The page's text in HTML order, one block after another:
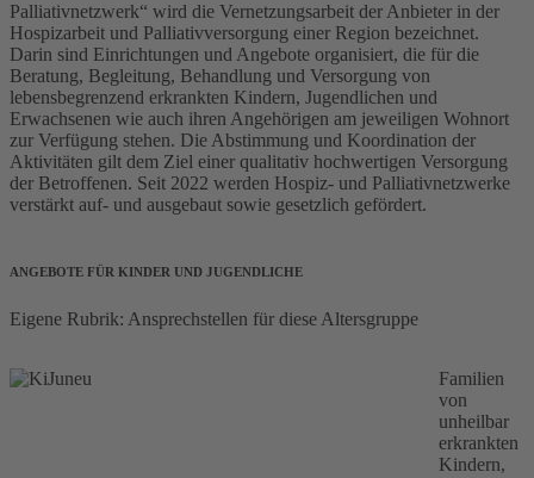
Palliativnetzwerk“ wird die Vernetzungsarbeit der Anbieter in der
Hospizarbeit und Palliativversorgung einer Region bezeichnet.
Darin sind Einrichtungen und Angebote organisiert, die für die
Beratung, Begleitung, Behandlung und Versorgung von
lebensbegrenzend erkrankten Kindern, Jugendlichen und
Erwachsenen wie auch ihren Angehörigen am jeweiligen Wohnort
zur Verfügung stehen. Die Abstimmung und Koordination der
Aktivitäten gilt dem Ziel einer qualitativ hochwertigen Versorgung
der Betroffenen. Seit 2022 werden Hospiz- und Palliativnetzwerke
verstärkt auf- und ausgebaut sowie gesetzlich gefördert.
ANGEBOTE FÜR KINDER UND JUGENDLICHE
Eigene Rubrik: Ansprechstellen für diese Altersgruppe
Familien
von
unheilbar
erkrankten
Kindern,